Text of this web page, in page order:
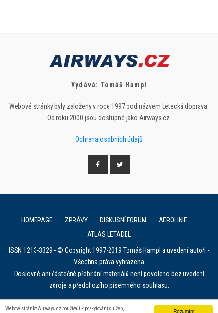
Rozumím
Webové stránky Airways.cz používají k poskytování služeb,
Vydává: Tomáš Hampl
Webové stránky byly založeny v roce 1997 pod názvem Letecká doprava.
Od roku 2000 jsou dostupné jako Airways.cz.
Ochrana osobních údajů
HOMEPAGE ZPRÁVY DISKUSNÍ FORUM
AEROLINIE
ATLAS LETADEL
ISSN 1213-3329 - © Copyright 1997-2019 Tomáš Hampl a uvedení autoři -
Všechna práva vyhrazena
Doslovné ani částečné přebírání materiálů není povoleno bez uvedení
zdroje a předchozího písemného souhlasu.
E. in ART for african IVF clinics